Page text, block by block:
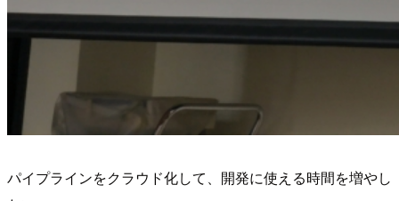
パイプラインをクラウド化して、開発に使える時間を増やし